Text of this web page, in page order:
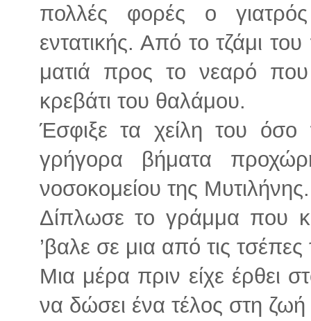
πολλές φορές ο
εντατικής. Από το τζάμι
ματιά προς το νεαρό
κρεβάτι του θαλάμου.
Έσφιξε τα χείλη του
γρήγορα βήματα
νοσοκομείου της Μυτιλήνης.
Δίπλωσε το γράμμα που
’βαλε σε μια από τις τσέπες
Μια μέρα πριν είχε έρθει
να δώσει ένα τέλος στη ζωή